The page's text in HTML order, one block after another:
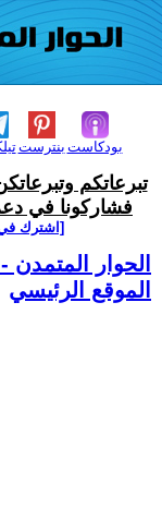
بنترست بودكاست
تبرعاتكم
فشاركونا في
[اشترك في
الحوار المتمدن
الموقع الرئيسي